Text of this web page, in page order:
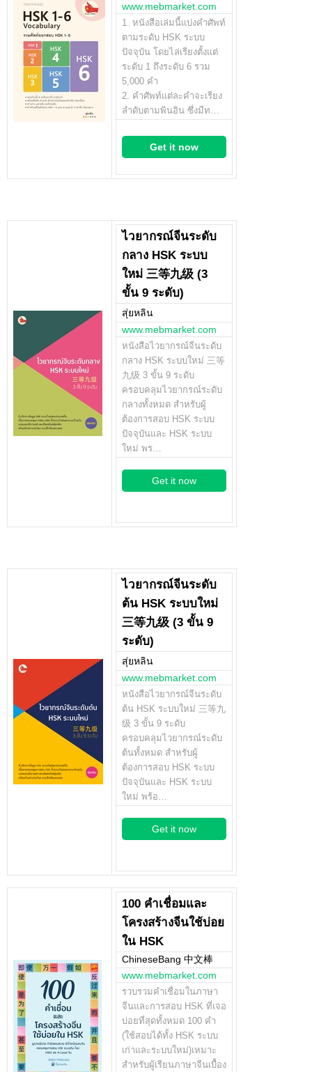
www.mebmarket.com
1. หนังสือเล่มนี้แบ่งคำศัพท์
ตามระดับ HSK ระบบ
ปัจจุบัน โดยไล่เรียงตั้งแต่
ระดับ 1 ถึงระดับ 6 รวม
5,000 คำ
2. คำศัพท์แต่ละคำจะเรียง
ลำดับตามพินอิน ซึ่งมีท…
Get it now
ไวยากรณ์จีนระดับ
กลาง HSK ระบบ
ใหม่ 三等九级 (3
ขั้น 9 ระดับ)
สุ่ยหลิน
www.mebmarket.com
หนังสือไวยากรณ์จีนระดับ
กลาง HSK ระบบใหม่ 三等
九级 3 ขั้น 9 ระดับ
ครอบคลุมไวยากรณ์ระดับ
กลางทั้งหมด สำหรับผู้
ต้องการสอบ HSK ระบบ
ปัจจุบันและ HSK ระบบ
ใหม่ พร…
Get it now
ไวยากรณ์จีนระดับ
ต้น HSK ระบบใหม่
三等九级 (3 ขั้น 9
ระดับ)
สุ่ยหลิน
www.mebmarket.com
หนังสือไวยากรณ์จีนระดับ
ต้น HSK ระบบใหม่ 三等九
级 3 ขั้น 9 ระดับ
ครอบคลุมไวยากรณ์ระดับ
ต้นทั้งหมด สำหรับผู้
ต้องการสอบ HSK ระบบ
ปัจจุบันและ HSK ระบบ
ใหม่ พร้อ…
Get it now
100 คำเชื่อมและ
โครงสร้างจีนใช้บ่อย
ใน HSK
ChineseBang 中文棒
www.mebmarket.com
รวบรวมคำเชื่อมในภาษา
จีนและการสอบ HSK ที่เจอ
บ่อยที่สุดทั้งหมด 100 คำ
(ใช้สอบได้ทั้ง HSK ระบบ
เก่าและระบบใหม่)เหมาะ
สำหรับผู้เรียนภาษาจีนเบื้อง